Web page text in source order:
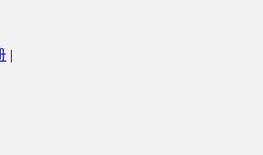
|